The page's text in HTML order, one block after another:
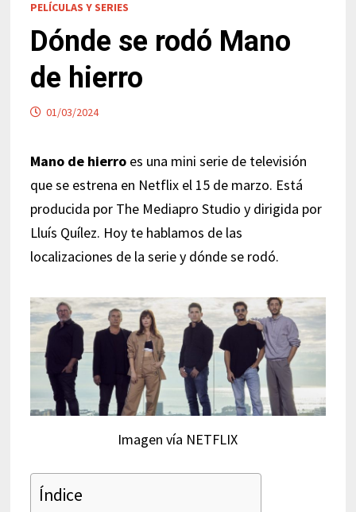
PELÍCULAS Y SERIES
Dónde se rodó Mano
de hierro
01/03/2024
Mano de hierroes una mini serie de televisión
que se estrena en Netflix el 15 de marzo. Está
producida por The Mediapro Studio y dirigida por
Lluís Quílez. Hoy te hablamos de las
localizaciones de la serie y dónde se rodó.
Imagen vía NETFLIX
Índice